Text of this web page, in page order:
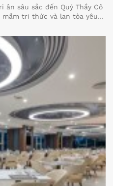
ân sâu sắc đến Quý Thầy Cô
mầm tri thức và lan tỏa yêu